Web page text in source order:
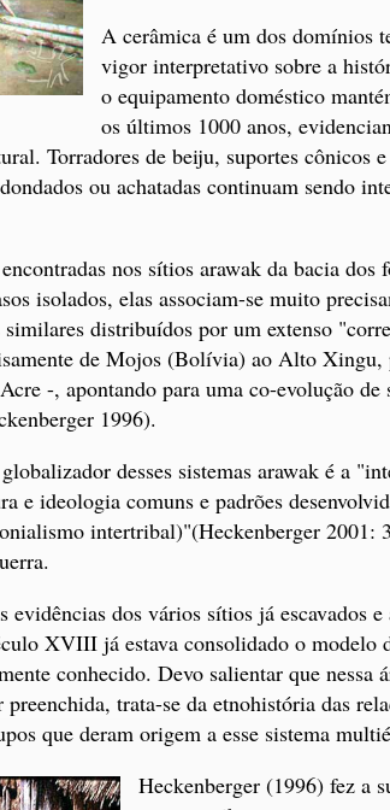
A cerâmica é um dos domínios
vigor interpretativo sobre a
o equipamento doméstico
os últimos 1000 anos,
Torradores de beiju, suportes cônicos
ou achatadas continuam sendo
nos sítios arawak da bacia
isolados, elas associam-se muito
similares distribuídos por um extenso
de Mojos (Bolívia) ao Alto Xingu,
-, apontando para uma co-evolução de
1996).
desses sistemas arawak é a
e ideologia comuns e padrões
intertribal)"(Heckenberger 2001:
evidências dos vários sítios já escavados
XVIII já estava consolidado o modelo
conhecido. Devo salientar que nessa
preenchida, trata-se da etnohistória das
que deram origem a esse sistema
Heckenberger (1996) fez a